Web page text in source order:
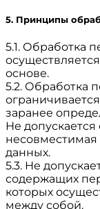
5. Принципы
5.1. Обработка
основе.
5.2. Обработка
заранее
Не
данных.
5.3. Не
содержащих
которых
между собой.